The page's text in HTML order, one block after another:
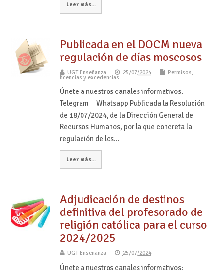
Leer más...
Publicada en el DOCM nueva
regulación de días moscosos
UGT Enseñanza 25/07/2024 Permisos,
licencias y excedencias
Únete a nuestros canales informativos:
Telegram Whatsapp Publicada la Resolución
de 18/07/2024, de la Dirección General de
Recursos Humanos, por la que concreta la
regulación de los…
Leer más...
Adjudicación de destinos
definitiva del profesorado de
religión católica para el curso
2024/2025
UGT Enseñanza 25/07/2024
Únete a nuestros canales informativos: